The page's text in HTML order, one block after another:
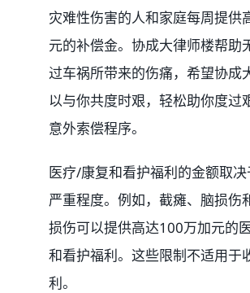
灾难性伤害的人和家庭每周提供
元的补偿金。协成大律师楼帮助
过车祸所带来的伤痛，希望协成
以与你共度时艰，轻松助你度过
意外索偿程序。
医疗/康复和看护福利的金额取
严重程度。例如，截瘫、脑损伤
损伤可以提供高达100万加元的
和看护福利。这些限制不适用于
利。